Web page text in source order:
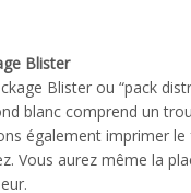
Blister
Blister ou “pack
blanc comprend un
également imprimer
Vous aurez même la